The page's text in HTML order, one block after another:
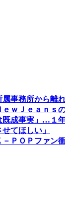
事務所から離
ｗＪｅａｎｓの
成事実」…１
てほしい」
－ＰＯＰファン